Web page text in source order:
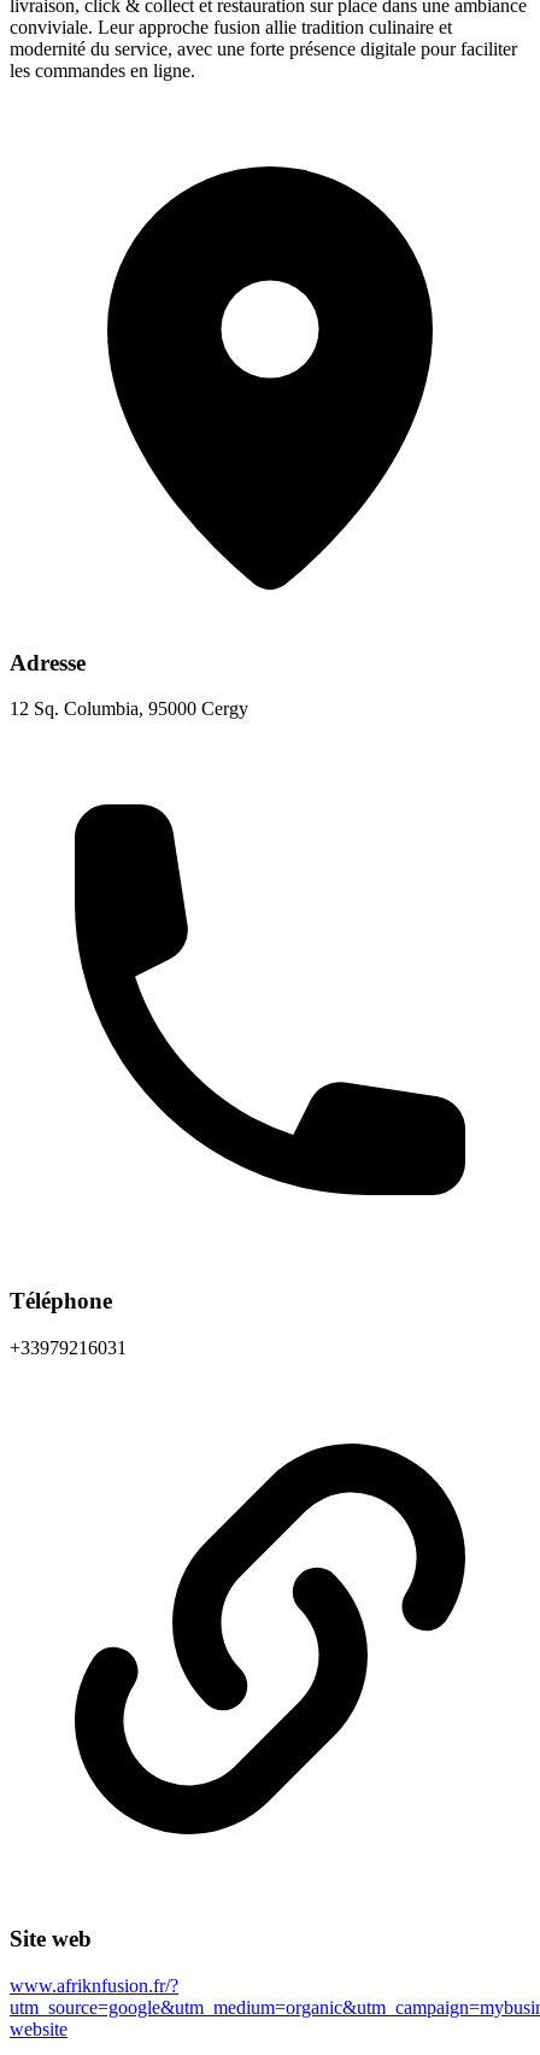
livraison, click & collect et restauration sur place dans une ambiance
conviviale. Leur approche fusion allie tradition culinaire et
modernité du service, avec une forte présence digitale pour faciliter
les commandes en ligne.
Adresse
12 Sq. Columbia, 95000 Cergy
Téléphone
+33979216031
Site web
www.afriknfusion.fr/?
website